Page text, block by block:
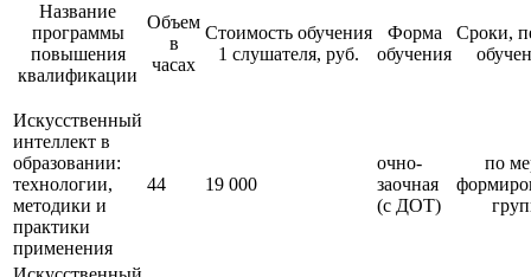
Название
программы
повышения
квалификации
Объем
в
часах
Стоимость обучения
1 слушателя, руб.
Форма
обучения
Сроки,
Искусственный
интеллект в
образовании:
технологии,
методики и
практики
применения
44 19 000
очно-
заочная
(с ДОТ)
по